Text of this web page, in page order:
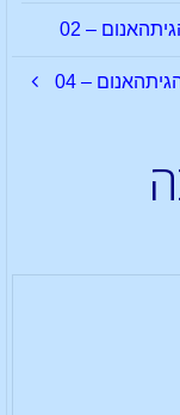
– 02
– 04